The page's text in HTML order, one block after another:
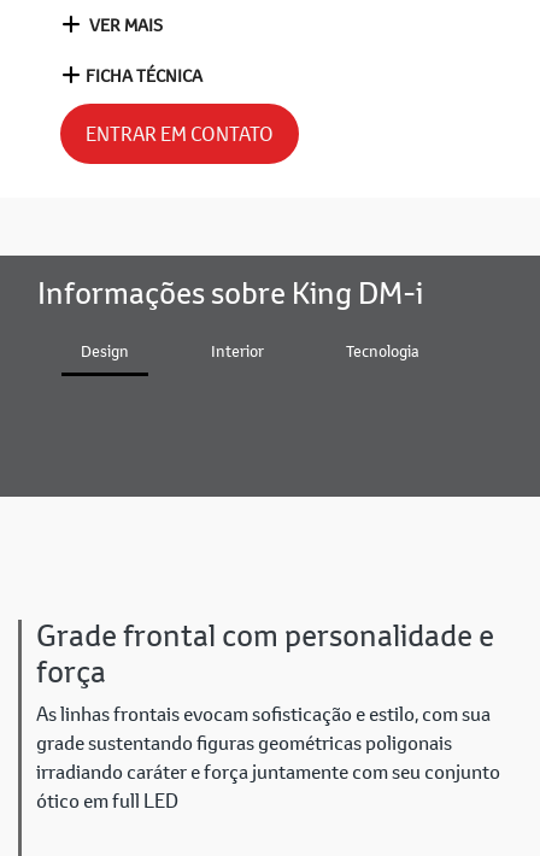
VER MAIS
FICHA TÉCNICA
ENTRAR EM CONTATO
Informações sobre King DM-i
Design Interior Tecnologia
Grade frontal com personalidade e
força
As linhas frontais evocam sofisticação e estilo, com sua
grade sustentando figuras geométricas poligonais
irradiando caráter e força juntamente com seu conjunto
ótico em full LED